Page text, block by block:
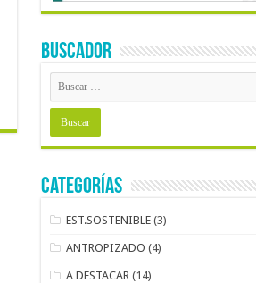
BUSCADOR
Categorías
EST.SOSTENIBLE (3)
ANTROPIZADO (4)
A DESTACAR (14)